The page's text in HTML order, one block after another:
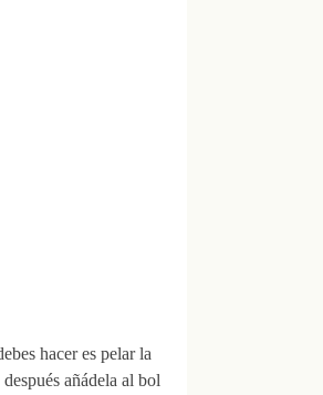
hacer es pelar la
añádela al bol